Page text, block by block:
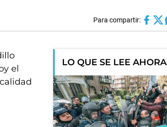
Para compartir:
el
LO QUE SE LEE AHORA